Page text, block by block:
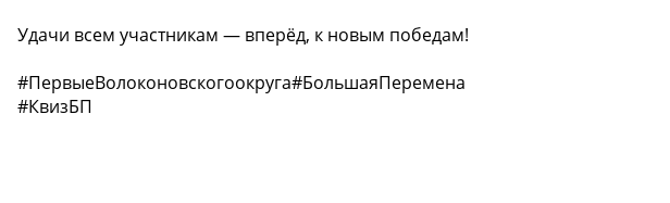
Удачи всем участникам — вперёд, к новым победам!
#ПервыеВолоконовскогоокруга#БольшаяПеремена
#КвизБП